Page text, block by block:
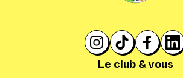
Le club & vous